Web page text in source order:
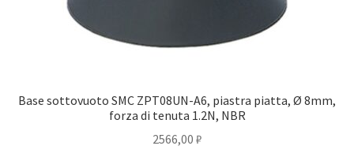
Base sottovuoto SMC ZPT08UN-A6, piastra piatta, Ø 8mm,
forza di tenuta 1.2N, NBR
2566,00 ₽